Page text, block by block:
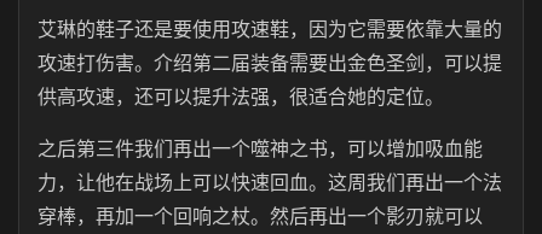
艾琳的鞋子还是要使用攻速鞋，因为它需要依靠大量的
攻速打伤害。介绍第二届装备需要出金色圣剑，可以提
供高攻速，还可以提升法强，很适合她的定位。
之后第三件我们再出一个噬神之书，可以增加吸血能
力，让他在战场上可以快速回血。这周我们再出一个法
穿棒，再加一个回响之杖。然后再出一个影刃就可以